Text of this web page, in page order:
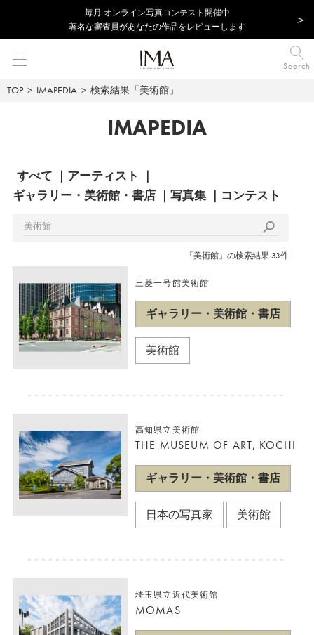
毎⽉ オンライン写真コンテスト開催中
著名な審査員があなたの作品をレビューします
Search
TOP IMAPEDIA 検索結果「美術館」
IMAPEDIA
すべて
アーティスト
ギャラリー・美術館・書店
写真集 コンテスト
「美術館」の検索結果 33件
三菱一号館美術館
ギャラリー・美術館・書店
美術館
高知県立美術館
THE MUSEUM OF ART, KOCHI
ギャラリー・美術館・書店
日本の写真家 美術館
埼玉県立近代美術館
MOMAS